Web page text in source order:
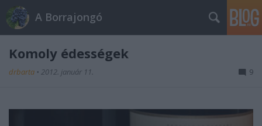
A Borrajongó
Komoly édességek
drbarta • 2012. január 11. 9